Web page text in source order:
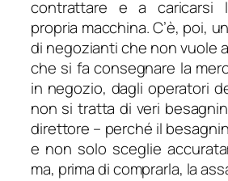
contrattare e a caricarsi
propria macchina. C’è, poi,
di negozianti che non vuole
che si fa consegnare la
in negozio, dagli operatori
non si tratta di veri
direttore – perché il
e non solo sceglie
ma, prima di comprarla, la